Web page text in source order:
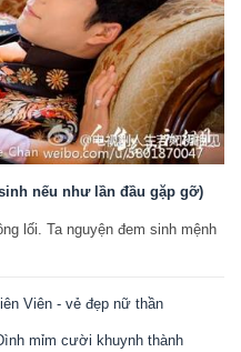
nếu như lần đầu gặp gỡ)
lối. Ta nguyện đem sinh mệnh
Viên - vẻ đẹp nữ thần
mỉm cười khuynh thành